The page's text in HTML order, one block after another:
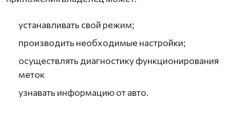
устанавливать свой режим;
производить необходимые настройки;
осуществлять диагностику функционирования
меток
узнавать информацию от авто.